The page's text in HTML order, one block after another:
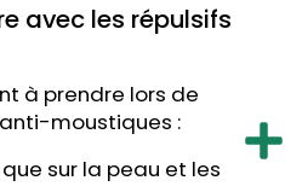
avec les répulsifs
à prendre lors de
moustiques :
sur la peau et les